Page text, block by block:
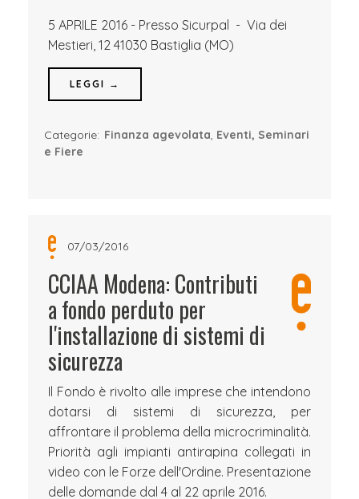
5 APRILE 2016 - Presso Sicurpal - Via dei
Mestieri, 12 41030 Bastiglia (MO)
LEGGI →
Categorie: Finanza agevolata Eventi, Seminari
e Fiere
07/03/2016
CCIAA Modena: Contributi
a fondo perduto per
l'installazione di sistemi di
sicurezza
Il Fondo è rivolto alle imprese che intendono
dotarsi di sistemi di sicurezza, per
affrontare il problema della microcriminalità.
Priorità agli impianti antirapina collegati in
video con le Forze dell'Ordine. Presentazione
delle domande dal 4 al 22 aprile 2016.